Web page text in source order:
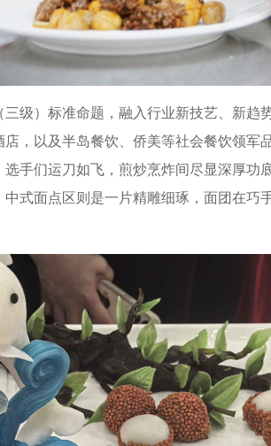
）标准命题，融入行业新技艺、新趋
，以及半岛餐饮、侨美等社会餐饮领军
们运刀如飞，煎炒烹炸间尽显深厚功
式面点区则是一片精雕细琢，面团在